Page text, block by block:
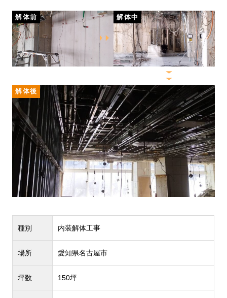
解体前 解体中
解体後
種別 内装解体工事
場所 愛知県名古屋市
坪数 150坪